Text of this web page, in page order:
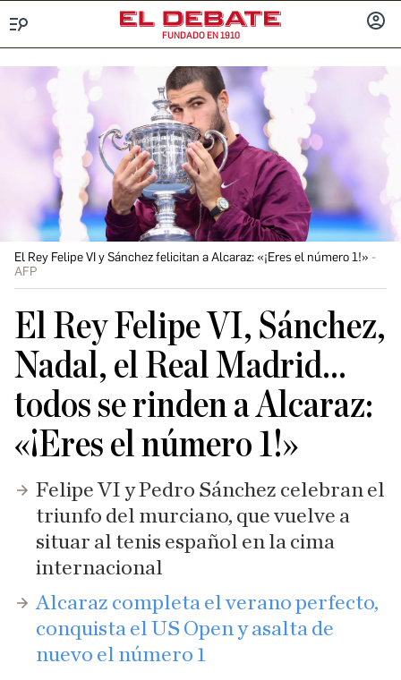
FUNDADO EN 1910
El Rey Felipe VI y Sánchez felicitan a Alcaraz: «¡Eres el número 1!»
AFP
El Rey Felipe VI, Sánchez,
Nadal, el Real Madrid...
todos se rinden a Alcaraz:
«¡Eres el número 1!»
Felipe VI y Pedro Sánchez celebran el
triunfo del murciano, que vuelve a
situar al tenis español en la cima
internacional
Alcaraz completa el verano perfecto,
conquista el US Open y asalta de
nuevo el número 1